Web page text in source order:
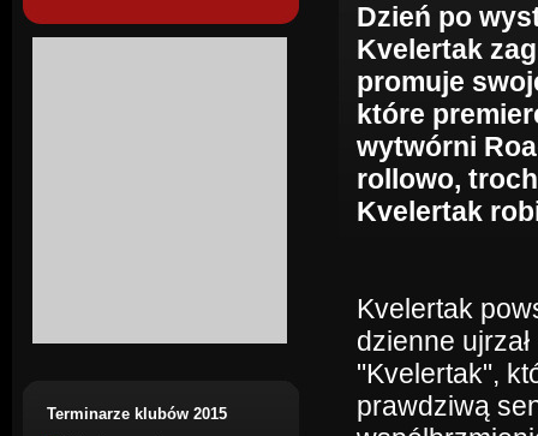
Terminarze klubów 2015
Dzień po
Kvelertak
promuje
które
wytwórni
rollowo,
Kvelertak
Kvelertak
dzienne
"Kvelertak",
prawdziwą